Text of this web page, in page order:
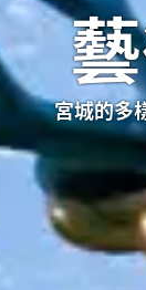
宮城的多